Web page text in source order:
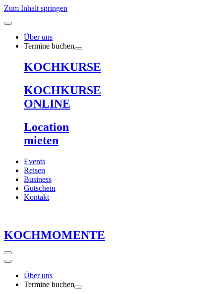
Zum Inhalt springen
Über uns
Termine buchen
KOCHKURSE
KOCHKURSE
ONLINE
Location
mieten
Events
Reisen
Business
Gutschein
Kontakt
KOCHMOMENTE
Über uns
Termine buchen